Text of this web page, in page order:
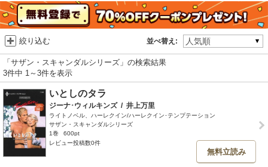
並べ替え:
絞り込む
「サザン・スキャンダルシリーズ」の検索結果
3件中 1～3件を表示
いとしのタラ
ジーナ･ウィルキンズ / 井上万里
ライトノベル、ハーレクイン/ハーレクイン･テンプテーション
サザン・スキャンダルシリーズ
1巻
600pt
レビュー投稿数0件
無料立読み